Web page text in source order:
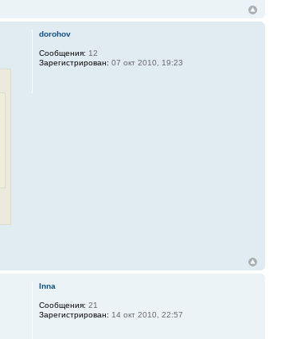
dorohov
Сообщения: 12
Зарегистрирован: 07 окт 2010, 19:23
Inna
Сообщения: 21
Зарегистрирован: 14 окт 2010, 22:57